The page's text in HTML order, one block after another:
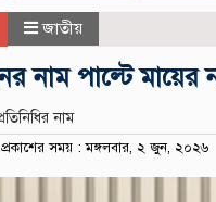
জাতীয়
নাম পাল্টে মায়ের
নাম
প্রকাশের সময় : মঙ্গলবার, ২ জুন, ২০২৬